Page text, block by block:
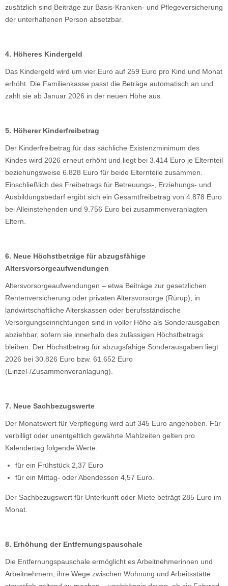
zusätzlich sind Beiträge zur Basis-Kranken- und Pflegeversicherung
der unterhaltenen Person absetzbar.
4. Höheres Kindergeld
Das Kindergeld wird um vier Euro auf 259 Euro pro Kind und Monat
erhöht. Die Familienkasse passt die Beträge automatisch an und
zahlt sie ab Januar 2026 in der neuen Höhe aus.
5. Höherer Kinderfreibetrag
Der Kinderfreibetrag für das sächliche Existenzminimum des
Kindes wird 2026 erneut erhöht und liegt bei 3.414 Euro je Elternteil
beziehungsweise 6.828 Euro für beide Elternteile zusammen.
Einschließlich des Freibetrags für Betreuungs‑, Erziehungs‑ und
Ausbildungsbedarf ergibt sich ein Gesamtfreibetrag von 4.878 Euro
bei Alleinstehenden und 9.756 Euro bei zusammenveranlagten
Eltern.
6. Neue Höchstbeträge für abzugsfähige
Altersvorsorgeaufwendungen
Altersvorsorgeaufwendungen – etwa Beiträge zur gesetzlichen
Rentenversicherung oder privaten Altersvorsorge (Rürup), in
landwirtschaftliche Alterskassen oder berufsständische
Versorgungseinrichtungen sind in voller Höhe als Sonderausgaben
abziehbar, sofern sie innerhalb des zulässigen Höchstbetrags
bleiben. Der Höchstbetrag für abzugsfähige Sonderausgaben liegt
2026 bei 30.826 Euro bzw. 61.652 Euro
(Einzel-/Zusammenveranlagung).
7. Neue Sachbezugswerte
Der Monatswert für Verpflegung wird auf 345 Euro angehoben. Für
verbilligt oder unentgeltlich gewährte Mahlzeiten gelten pro
Kalendertag folgende Werte:
für ein Frühstück 2,37 Euro
für ein Mittag- oder Abendessen 4,57 Euro.
Der Sachbezugswert für Unterkunft oder Miete beträgt 285 Euro im
Monat.
8. Erhöhung der Entfernungspauschale
Die Entfernungspauschale ermöglicht es Arbeitnehmerinnen und
Arbeitnehmern, ihre Wege zwischen Wohnung und Arbeitsstätte